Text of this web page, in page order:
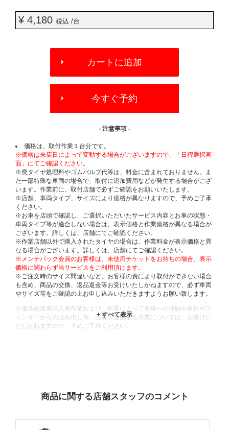
¥ 4,180 税込 /台
OPTIONS
カートに追加
今すぐ予約
- 注意事項 -
価格は、取付作業１台分です。
※価格は来店日によって変動する場合がございますので、「日程選択画
面」にてご確認ください。
※廃タイヤ処理料やゴムバルブ代等は、料金に含まれておりません。ま
た一部特殊な車両の場合で、取付に追加費用などが発生する場合がござ
います。作業前に、取付店舗で必ずご確認をお願いいたします。
※店舗、車両タイプ、サイズにより価格が異なりますので、予めご了承
ください。
※お車を店頭で確認し、ご選択いただいたサービス内容とお車の状態・
車両タイプ等が適合しない場合は、表示価格と作業価格が異なる場合が
ございます。詳しくは、店舗にてご確認ください。
※作業店舗以外で購入されたタイヤの場合は、作業料金が表示価格と異
なる場合がございます。詳しくは、店舗にてご確認ください。
※メンテパック会員のお客様は、未使用チケットをお持ちの場合、表示
価格に関わらず当サービスをご利用頂けます。
※ご注文時のサイズ間違いなど、お客様の責により取付ができない場合
も含め、商品の交換、返品返金等お受けいたしかねますので、必ず車両
やサイズ等をご確認の上お申し込みいただきますようお願い致します。
※違法改造車の入庫作業および、作業によって車体への接触や車枠やフ
ェンダーからのはみ出し等、法規を逸脱する作業については、お受けい
たしかねますので、予めご了承ください。
商品に関する店舗スタッフのコメント